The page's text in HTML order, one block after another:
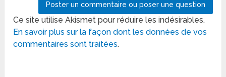
Ce site utilise Akismet pour réduire les indésirables.
En savoir plus sur la façon dont les données de vos
commentaires sont traitées.